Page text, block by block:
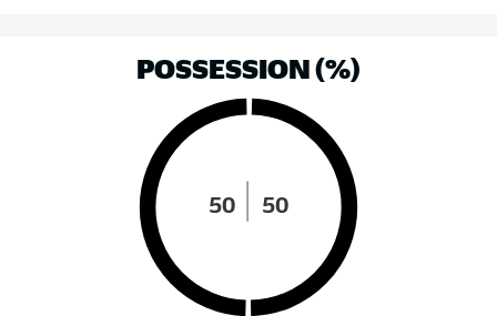
POSSESSION (%)
50 50